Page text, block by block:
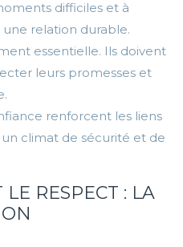
difficiles et à
une relation durable.
essentielle. Ils doivent
leurs promesses et
renforcent les liens
climat de sécurité et de
LE RESPECT : LA